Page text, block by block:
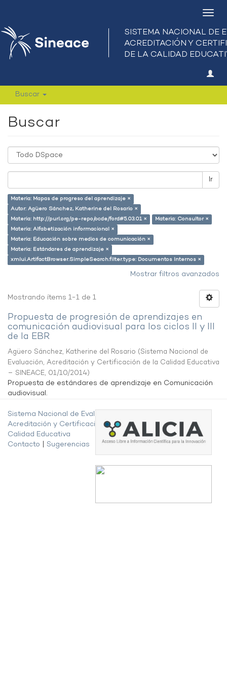
Buscar
Buscar
Ir
Materia: Mapas de progreso del aprendizaje ×
Autor: Agüero Sánchez, Katherine del Rosario ×
Materia: http://purl.org/pe-repo/ocde/ford#5.03.01 ×
Materia: Consultor ×
Materia: Alfabetización informacional ×
Materia: Educación sobre medios de comunicación ×
Materia: Estándares de aprendizaje ×
xmlui.ArtifactBrowser.SimpleSearch.filter.type: Documentos Internos ×
Mostrar filtros avanzados
Mostrando ítems 1-1 de 1
Propuesta de progresión de aprendizajes en
comunicación audiovisual para los ciclos II y III
de la EBR
Agüero Sánchez, Katherine del Rosario (Sistema Nacional de
Evaluación, Acreditación y Certificación de la Calidad Educativa
– SINEACE, 01/10/2014)
Propuesta de estándares de aprendizaje en Comunicación
audiovisual.
Sistema Nacional de Evaluación,
Acreditación y Certificación de la
Calidad Educativa
Contacto
Sugerencias